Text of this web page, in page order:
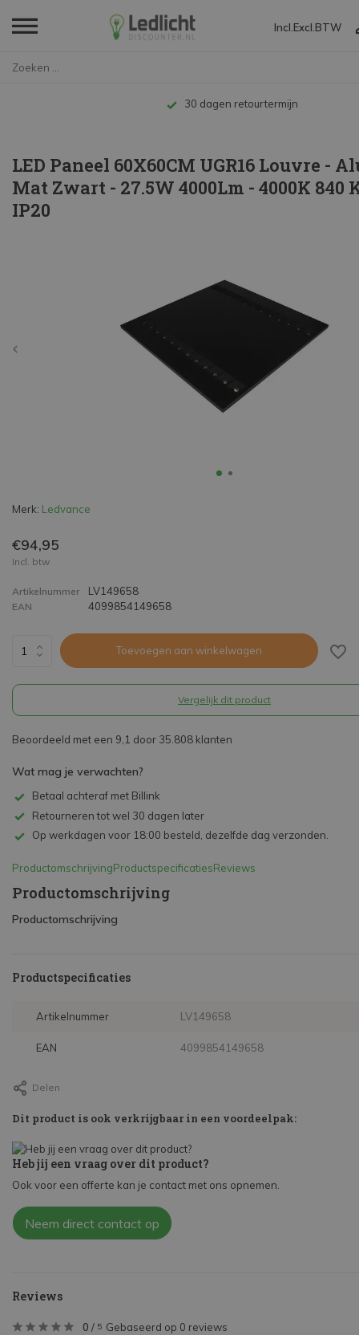
Incl. Excl. BTW
Tot 10 jaar garantie
LED Paneel 60X60CM UGR16 Louvre -
Mat Zwart - 27.5W 4000Lm - 4000K 840
IP20
Merk: Ledvance
€94,95
Incl. btw
Artikelnummer LV149658
EAN 4099854149658
Toevoegen aan winkelwagen
Vergelijk dit product
Beoordeeld met een 9,1 door 35.808 klanten
Wat mag je verwachten?
Betaal achteraf met Billink
Retourneren tot wel 30 dagen later
Op werkdagen voor 18:00 besteld, dezelfde dag verzonden.
ProductomschrijvingProductspecificatiesReviews
Productomschrijving
Productomschrijving
Productspecificaties
Artikelnummer LV149658
EAN 4099854149658
Delen
Dit product is ook verkrijgbaar in een voordeelpak:
Heb jij een vraag over dit product?
Ook voor een offerte kan je contact met ons opnemen.
Neem direct contact op
Reviews
0 / 5 Gebaseerd op 0 reviews